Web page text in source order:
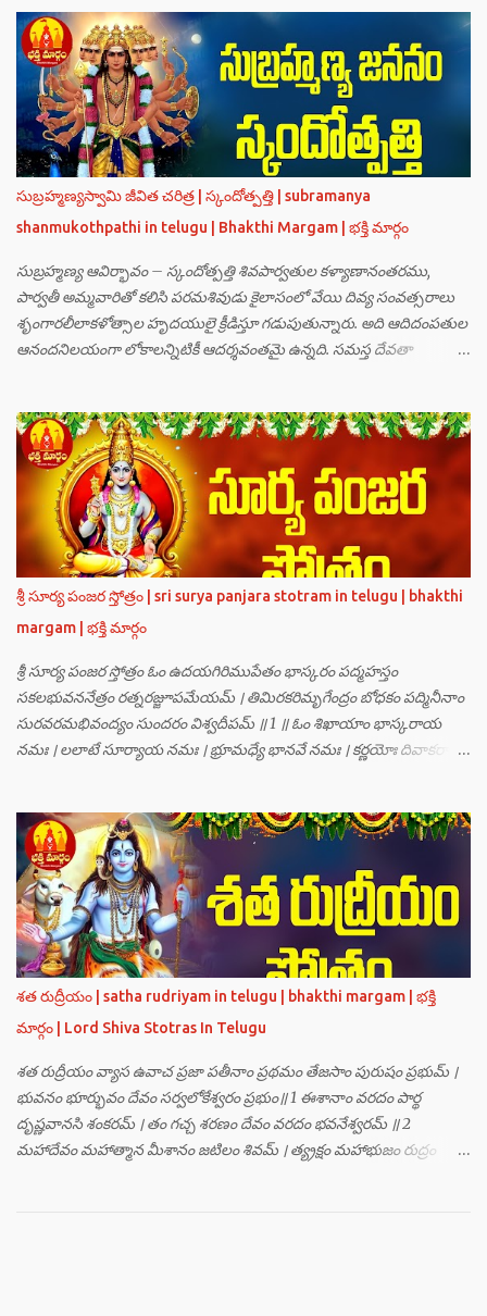
సుబ్రహ్మణ్యస్వామి జీవిత చరిత్ర | స్కందోత్పత్తి | subramanya
shanmukothpathi in telugu | Bhakthi Margam | భక్తి మార్గం
సుబ్రహ్మణ్య ఆవిర్భావం – స్కందోత్పత్తి శివపార్వతుల కళ్యాణానంతరము,
పార్వతీ అమ్మవారితో కలిసి పరమశివుడు కైలాసంలో వేయి దివ్య సంవత్సరాలు
శృంగారలీలాకళోత్సాల హృదయులై క్రీడిస్తూ గడుపుతున్నారు. అది ఆదిదంపతుల
ఆనందనిలయంగా లోకాలన్నిటికీ ఆదర్శవంతమై ఉన్నది. సమస్త దేవతా
వీర్యానికి జన్మించిన వాడి చేతిలోనే తాను సంహరించబడాలి అని. శివుడు అంటే
కామాన్ని గెలిచిన వాడు, ఆయన ఎప్పుడు తనలోతానే రమిస్తూ ఆత్మస్థితిలో
ఉంటాడు కదా, ఆయనకి పుత్రుడు ఎలా కలుగుతాడులే అనుకుని తారకాసురుడు
దేవతలందరినీ బాధపెడుతున్నాడు. శివవీర్యానికి జన్మించే ఆ బాలుడు ఏ విధంగా
ఆవిర్భావిస్తాడో తెలియక దేవతలందరూ కలిసి సత్యలోకానికి వెళ్ళి, అక్కడ
వాణీనాథుడైన చతుర్ముఖ బ్రహ్మ గారిని దర్శించి, అక్కడి నుంచి బ్రహ్మగారితో సహా
శ్రీమన్నారాయణుని దర్శించి తారకాసురుడు పెడుతున్న బాధలన్నీ వివరించారు.
అప్పుడు స్థితికారుడైన శ్రీమహావిష్ణువు ఇలా అన్నారు…”బ్రహ్మాదిదేవతలారా! మీ
కష్టాలు త్వరలో తీరుతాయి. మీరు కొంతకాలం క్షమాగుణంతో ఓపిక పట...
శ్రీ సూర్య పంజర స్తోత్రం | sri surya panjara stotram in telugu | bhakthi
margam | భక్తి మార్గం
శ్రీ సూర్య పంజర స్తోత్రం ఓం ఉదయగిరిముపేతం భాస్కరం పద్మహస్తం
సకలభువననేత్రం రత్నరజ్జూపమేయమ్ । తిమిరకరిమృగేంద్రం బోధకం పద్మినీనాం
సురవరమభివంద్యం సుందరం విశ్వదీపమ్ ॥ 1 ॥ ఓం శిఖాయాం భాస్కరాయ
నమః । లలాటే సూర్యాయ నమః । భ్రూమధ్యే భానవే నమః । కర్ణయోః దివాకరాయ
హ్రీం హ్రూం హ్రైం హ్రౌం హ్రః । ఓం హంసాం హంసీం హంసూం హంసైం హంసౌం
హంసః ॥ 3 ॥ ఓం సత్యతేజోజ్జ్వలజ్వాలామాలినే మణికుంభాయ హుం ఫట్ స్వాహా
। ఓం స్థితిరూపకకారణాయ పూర్వాదిగ్భాగే మాం రక్షతు ॥ 4 ॥ ఓం
బ్రహ్మతేజోజ్జ్వలజ్వాలామాలినే మణికుంభాయ హుం ఫట్ స్వాహా । ఓం
తారకబ్రహ్మరూపాయ పరయంత్ర-పరతంత్ర-పరమంత్ర-సర్వోపద్రవనాశనార్థం
దక్షిణదిగ్భాగే మాం రక్షతు ॥ 5 ॥ ఓం విష్ణుతేజోజ్జ్వలజ్వాలామాలినే
మణికుంభాయ హుం ఫట్ స్వాహా । ఓం ప్రచండమార్తాండ ఉగ్రతేజోరూపిణే
ముకురవర్ణాయ తేజోవర్ణాయ మమ సర్వరాజస్త్రీపురుష-వశీకరణార్థం
పశ్చిమదిగ్భాగే మాం రక్షతు ॥ 6 ॥ ఓం రుద్రతేజోజ్జ్వలజ్వాలామాలినే
మణికుంభాయ హుం ఫట్ స్వాహా । ఓం భవాయ రుద్రరూపిణే ఉత్తరదిగ్భాగే సర్వ...
శత రుద్రీయం | satha rudriyam in telugu | bhakthi margam | భక్తి
మార్గం | Lord Shiva Stotras In Telugu
శత రుద్రీయం వ్యాస ఉవాచ ప్రజా పతీనాం ప్రథమం తేజసాం పురుషం ప్రభుమ్ ।
భువనం భూర్భువం దేవం సర్వలోకేశ్వరం ప్రభుం॥ 1 ఈశానాం వరదం పార్థ
దృష్ణవానసి శంకరమ్ । తం గచ్చ శరణం దేవం వరదం భవనేశ్వరమ్ ॥ 2
మహాదేవం మహాత్మాన మీశానం జటిలం శివమ్ । త్య్రక్షం మహాభుజం రుద్రం